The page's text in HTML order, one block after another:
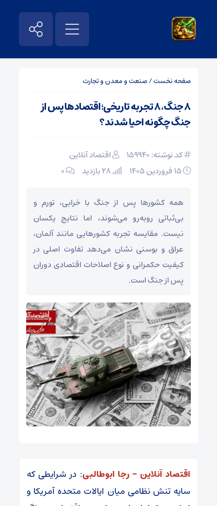
صفحه نخست/صنعت و معدن و تجارت
۸ جنگ، ۸ تجربه تاریخی؛ اقتصادها پس از
جنگ چگونه احیا شدند؟
کد نوشته: 159940
اقتصاد آنلاین
۰
همه کشورها پس از جنگ با خرابی، تورم و
بی‌ثباتی روبه‌رو می‌شوند، اما نتایج یکسان
نیست. مقایسه تجربه کشورهایی مانند آلمان،
عراق و بوسنی نشان می‌دهد تفاوت اصلی در
کیفیت حکمرانی و نوع اصلاحات اقتصادی دوران
پس از جنگ است.
اقتصاد آنلاین – رجا ابوطالبی: در شرایطی که
سایه تنش نظامی میان ایالات متحده آمریکا و